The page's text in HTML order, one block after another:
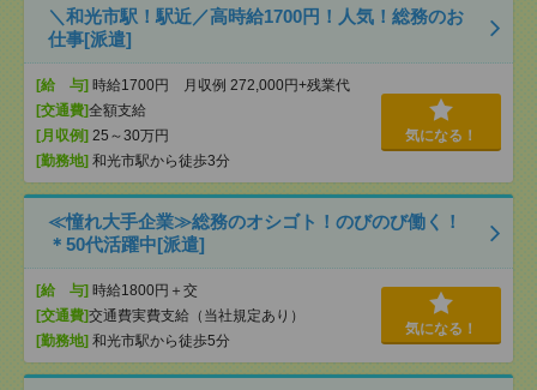
＼和光市駅！駅近／高時給1700円！人気！総務のお
仕事[派遣]
[給 与] 時給1700円 月収例 272,000円+残業代
[交通費]全額支給
[月収例] 25～30万円
[勤務地] 和光市駅から徒歩3分
気になる！
≪憧れ大手企業≫総務のオシゴト！のびのび働く！
＊50代活躍中[派遣]
[給 与] 時給1800円＋交
[交通費]交通費実費支給（当社規定あり）
[勤務地] 和光市駅から徒歩5分
気になる！